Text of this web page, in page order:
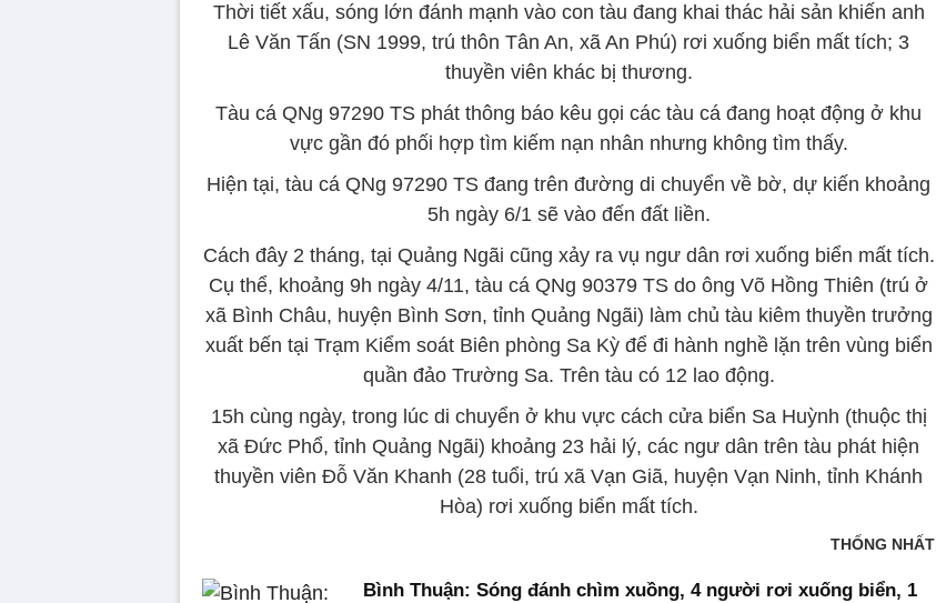
Thời tiết xấu, sóng lớn đánh mạnh vào con tàu đang khai thác hải sản khiến anh
Lê Văn Tấn (SN 1999, trú thôn Tân An, xã An Phú) rơi xuống biển mất tích; 3
thuyền viên khác bị thương.
Tàu cá QNg 97290 TS phát thông báo kêu gọi các tàu cá đang hoạt động ở khu
vực gần đó phối hợp tìm kiếm nạn nhân nhưng không tìm thấy.
Hiện tại, tàu cá QNg 97290 TS đang trên đường di chuyển về bờ, dự kiến khoảng
5h ngày 6/1 sẽ vào đến đất liền.
Cách đây 2 tháng, tại Quảng Ngãi cũng xảy ra vụ ngư dân rơi xuống biển mất tích.
Cụ thể, khoảng 9h ngày 4/11, tàu cá QNg 90379 TS do ông Võ Hồng Thiên (trú ở
xã Bình Châu, huyện Bình Sơn, tỉnh Quảng Ngãi) làm chủ tàu kiêm thuyền trưởng
xuất bến tại Trạm Kiểm soát Biên phòng Sa Kỳ để đi hành nghề lặn trên vùng biển
quần đảo Trường Sa. Trên tàu có 12 lao động.
15h cùng ngày, trong lúc di chuyển ở khu vực cách cửa biển Sa Huỳnh (thuộc thị
xã Đức Phổ, tỉnh Quảng Ngãi) khoảng 23 hải lý, các ngư dân trên tàu phát hiện
thuyền viên Đỗ Văn Khanh (28 tuổi, trú xã Vạn Giã, huyện Vạn Ninh, tỉnh Khánh
Hòa) rơi xuống biển mất tích.
THỐNG NHẤT
Bình Thuận: Sóng đánh chìm xuồng, 4 người rơi xuống biển, 1